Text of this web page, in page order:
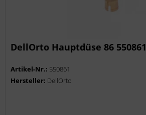
DellOrto Hauptdüse 86 550861
Artikel-Nr.: 550861
Hersteller: DellOrto